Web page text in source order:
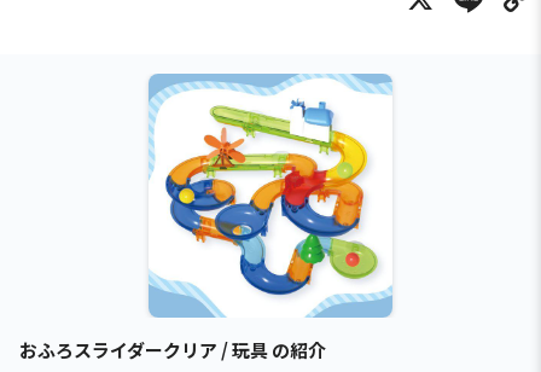
おふろスライダークリア / 玩具 の紹介